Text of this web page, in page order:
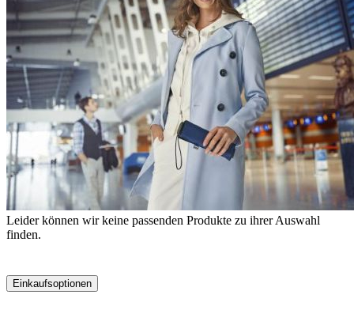
Einkaufsoptionen
Leider können wir keine passenden Produkte zu ihrer Auswahl
finden.